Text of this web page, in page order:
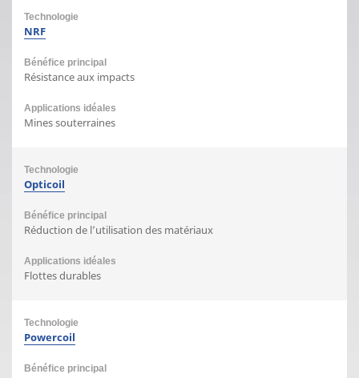
NRF
Résistance aux impacts
Mines souterraines
Opticoil
Réduction de l’utilisation des matériaux
Flottes durables
Powercoil